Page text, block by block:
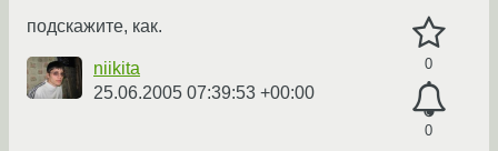
0
0
подскажите, как.
niikita
25.06.2005 07:39:53 +00:00